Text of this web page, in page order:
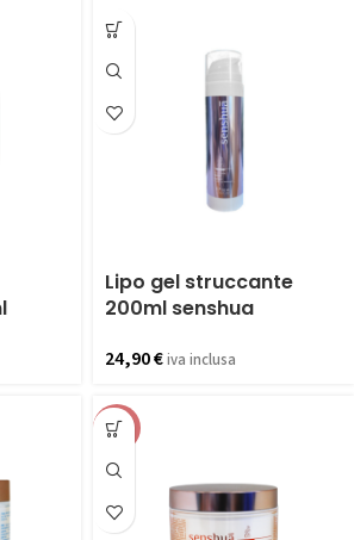
Lipo gel struccante
200ml senshua
24,90€iva inclusa
-20%